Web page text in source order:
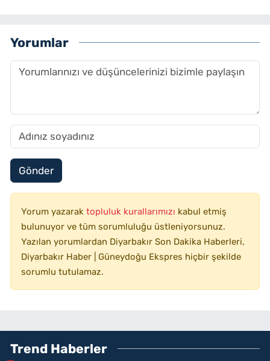
Yorumlar
Gönder
Yorum yazarak topluluk kurallarımızı kabul etmiş
bulunuyor ve tüm sorumluluğu üstleniyorsunuz.
Yazılan yorumlardan Diyarbakır Son Dakika Haberleri,
Diyarbakır Haber | Güneydoğu Ekspres hiçbir şekilde
sorumlu tutulamaz.
Trend Haberler